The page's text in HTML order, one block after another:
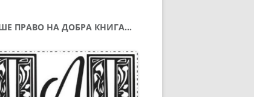
ПРАВО НА ДОБРА КНИГА…